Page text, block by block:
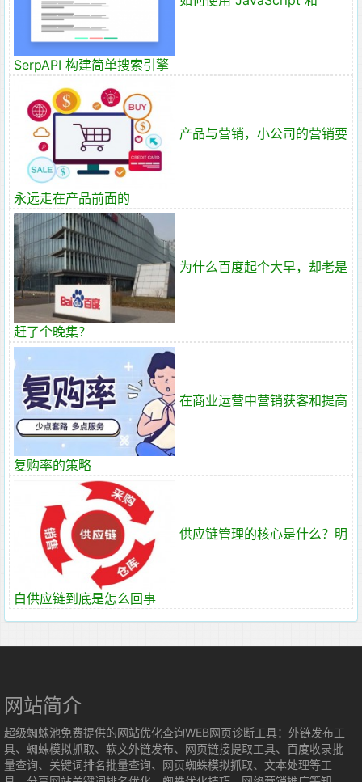
SerpAPI 构建简单搜索引擎
产品与营销，小公司的营销要
永远走在产品前面的
为什么百度起个大早，却老是
赶了个晚集？
在商业运营中营销获客和提高
复购率的策略
供应链管理的核心是什么？明
白供应链到底是怎么回事
网站简介
超级蜘蛛池免费提供的网站优化查询WEB网页诊断工具：外链发布工
具、蜘蛛模拟抓取、软文外链发布、网页链接提取工具、百度收录批
量查询、关键词排名批量查询、网页蜘蛛模拟抓取、文本处理等工